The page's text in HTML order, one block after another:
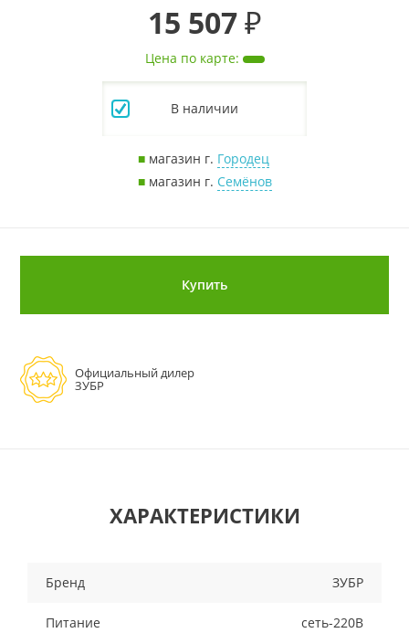
15 507 ₽
Цена по карте:
В наличии
■магазин г. Городец
■магазин г. Семёнов
Купить
Официальный дилер
ЗУБР
ХАРАКТЕРИСТИКИ
Бренд ЗУБР
Питание сеть-220В